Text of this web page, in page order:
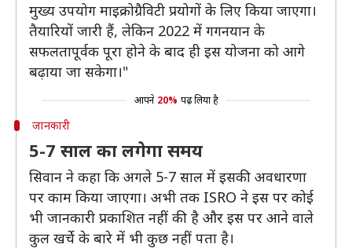
मुख्य उपयोग माइक्रोग्रैविटी प्रयोगों के लिए किया जाएगा।
तैयारियों जारी हैं, लेकिन 2022 में गगनयान के
सफलतापूर्वक पूरा होने के बाद ही इस योजना को आगे
बढ़ाया जा सकेगा।"
आपने 20% पढ़ लिया है
जानकारी
5-7 साल का लगेगा समय
सिवान ने कहा कि अगले 5-7 साल में इसकी अवधारणा
पर काम किया जाएगा। अभी तक ISRO ने इस पर कोई
भी जानकारी प्रकाशित नहीं की है और इस पर आने वाले
कुल खर्चे के बारे में भी कुछ नहीं पता है।